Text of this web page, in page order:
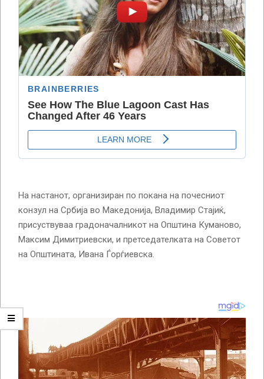
На настанот, организиран по покана на почесниот
конзул на Србија во Македонија, Владимир Стајиќ,
присуствуваа градоначалникот на Општина Куманово,
Максим Димитриевски, и претседателката на Советот
на Општината, Ивана Ѓорѓиевска.